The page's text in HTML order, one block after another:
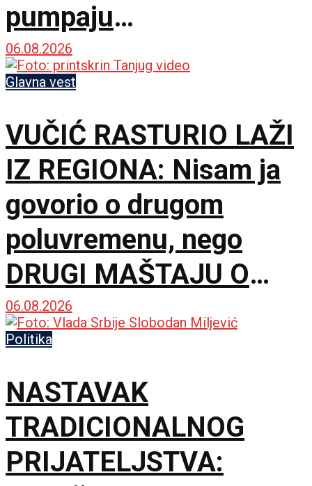
pumpaju
samopouzdanje, a
sakrili prave brojeve
06.08.2026
Glavna vest
VUČIĆ RASTURIO LAŽI
IZ REGIONA: Nisam ja
govorio o drugom
poluvremenu, nego
DRUGI MAŠTAJU O
NJEMU
06.08.2026
Politika
NASTAVAK
TRADICIONALNOG
PRIJATELJSTVA: